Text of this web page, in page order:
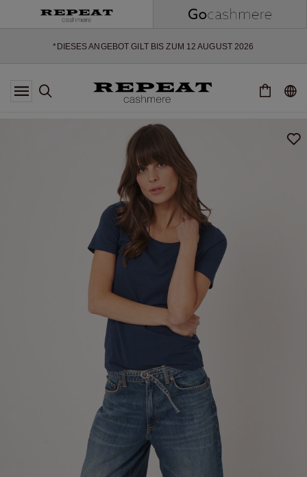
*DIESES ANGEBOT GILT BIS ZUM 12 AUGUST 2026
*GILT NICHT FÜR LIMITED EDITION
*AUSNAHMEN SIND MÖGLICH
WEICHE NEUE STYLES & FRISCHE FARBEN FÜR DIE KOMMENDE
SAISON
EXTRA 10% OFF SALE